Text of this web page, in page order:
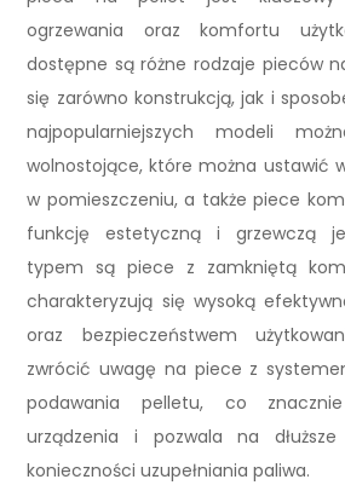
ogrzewania oraz komfortu
dostępne są różne rodzaje pieców
się zarówno konstrukcją, jak i
najpopularniejszych modeli
wolnostojące, które można ustawić
w pomieszczeniu, a także piece
funkcję estetyczną i grzewczą
typem są piece z zamkniętą
charakteryzują się wysoką
oraz bezpieczeństwem
zwrócić uwagę na piece z
podawania pelletu, co
urządzenia i pozwala na
konieczności uzupełniania paliwa.